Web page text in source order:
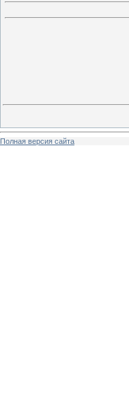
Полная версия сайта